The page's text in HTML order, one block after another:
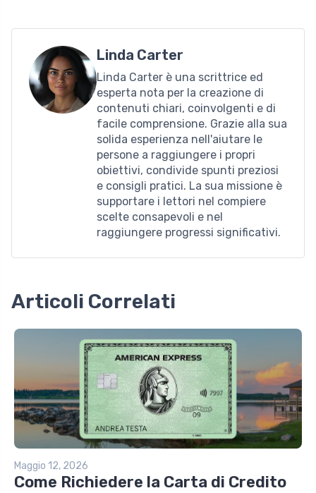
Linda Carter
Linda Carter è una scrittrice ed
esperta nota per la creazione di
contenuti chiari, coinvolgenti e di
facile comprensione. Grazie alla sua
solida esperienza nell'aiutare le
persone a raggiungere i propri
obiettivi, condivide spunti preziosi
e consigli pratici. La sua missione è
supportare i lettori nel compiere
scelte consapevoli e nel
raggiungere progressi significativi.
Articoli Correlati
Maggio 12, 2026
Come Richiedere la Carta di Credito